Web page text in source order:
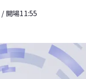
/ 開場11:55